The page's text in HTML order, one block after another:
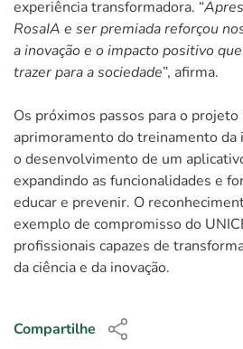
experiência transformadora. “
RosaIA e ser premiada reforçou
a inovação e o impacto positivo
trazer para a sociedade”, afirma.
Os próximos passos para o
aprimoramento do treinamento
o desenvolvimento de um
expandindo as funcionalidades e
educar e prevenir. O
exemplo de compromisso do
profissionais capazes de
da ciência e da inovação.
Compartilhe